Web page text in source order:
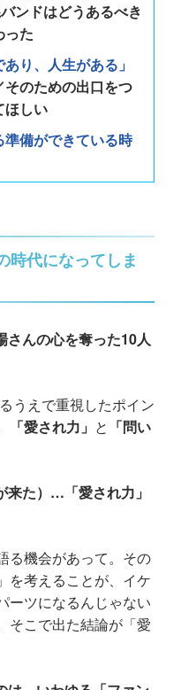
ンドはどうあるべき
った
り、人生がある」
のための出口をつ
ほしい
備ができている時
時代になってしま
さんの心を奪った10人
うえで重視したポイン
「愛され力」 と 「問い
来た）…「愛され力」
る機会があって。その
を考えることが、イケ
ーツになるんじゃない
そこで出た結論が「愛